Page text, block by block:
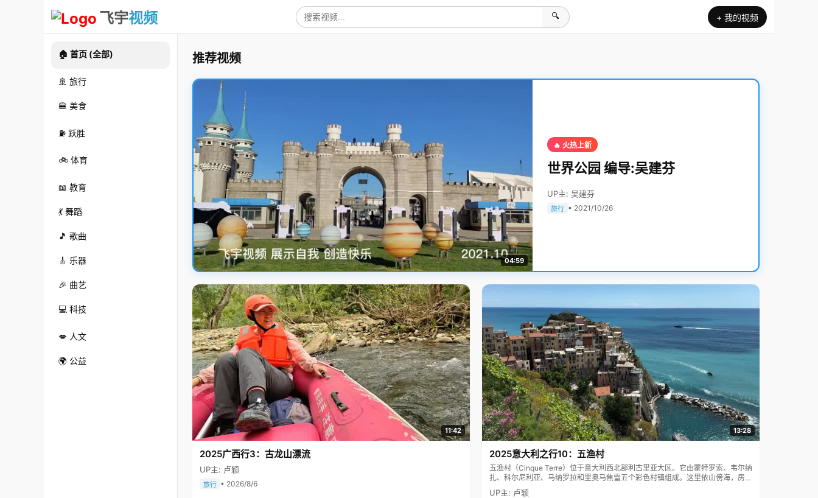
飞宇视频 🔍 + 我的视频
🏠 首页 (全部)
🚢 旅行
🍔 美食
⛽ 跃胜
🚲 体育
📖 教育
💃 舞蹈
🎵 歌曲
🎸 乐器
🎉 曲艺
💻 科技
💋 人文
🌍 公益
推荐视频
04:59
🔥 火热上新
世界公园 编导:吴建芬
UP主: 吴建芬
旅行 • 2021/10/26
11:42
2025广西行3：古龙山漂流
UP主: 卢颖
旅行 • 2026/8/6
13:28
2025意大利之行10：五渔村
五渔村（Cinque Terre）位于意大利西北部利古里亚大区。它由蒙特罗索、韦尔纳
扎、科尔尼利亚、马纳罗拉和里奥马焦雷五个彩色村镇组成。这里依山傍海，房屋
色彩斑斓，1997年被列为世界文化遗产。
UP主: 卢颖